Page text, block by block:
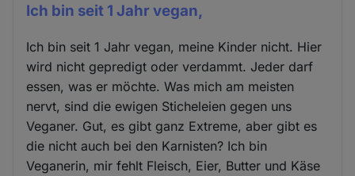
Ich bin seit 1 Jahr vegan,
Ich bin seit 1 Jahr vegan, meine Kinder nicht. Hier
wird nicht gepredigt oder verdammt. Jeder darf
essen, was er möchte. Was mich am meisten
nervt, sind die ewigen Sticheleien gegen uns
Veganer. Gut, es gibt ganz Extreme, aber gibt es
die nicht auch bei den Karnisten? Ich bin
Veganerin, mir fehlt Fleisch, Eier, Butter und Käse